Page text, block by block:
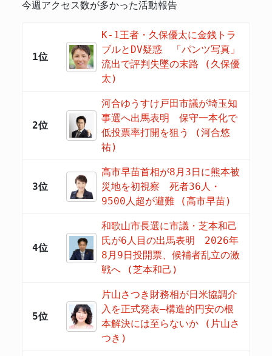
今週アクセス数が多かった活動報告
1位
K-1王者・久保優太に金銭トラ
ブルとDV疑惑 「パンツ写真」
流出で評判失墜の末路 (久保優
太)
2位
河合ゆうすけ戸田市議が埼玉知
事選へ出馬表明 保守一本化で
低投票率打開を狙う (河合悠
祐)
3位
高市早苗首相が8月3日に熊本被
災地を初視察 死者36人・
9500人超が避難 (高市早苗)
4位
和歌山市長選に市議・芝本和己
氏が6人目の出馬表明 2026年
8月9日投開票、候補者乱立の激
戦へ (芝本和己)
5位
片山さつき財務相が日米協調介
入を正式発表―構造的円安の根
本解決には至らないか (片山さ
つき)